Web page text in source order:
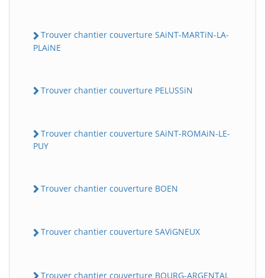
Trouver chantier couverture SAiNT-MARTiN-LA-
PLAiNE
Trouver chantier couverture PELUSSiN
Trouver chantier couverture SAiNT-ROMAiN-LE-
PUY
Trouver chantier couverture BOEN
Trouver chantier couverture SAViGNEUX
Trouver chantier couverture BOURG-ARGENTAL